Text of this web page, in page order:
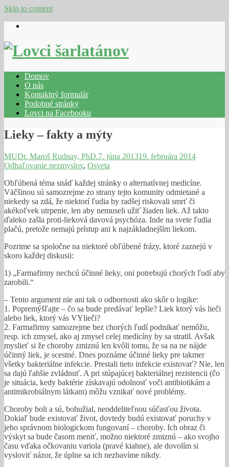
Skip to content
Domov
O nás
Kontaktný formulár
Podobné stránky
Lovci na Facebooku
Lieky – fakty a mýty
MUDr. Maroš Rudnay, PhD.7. júna 201319. februára 2014
Odhaľovanie nezmyslov, Osveta
Obľúbená téma snáď každej stránky o alternatívnej medicíne.
Väčšinou sú samozrejme zo strany tejto komunity odmietané a
niekedy sa zdá, že niektorí ľudia by radšej riskovali smrť či
akékoľvek utrpenie, len aby nemuseli užiť žiaden liek. Až takto
ďaleko zašla proti-lieková davová psychóza. Inde na svete ľudia
plačú, pretože nemajú prístup ani k najzákladnejším liekom.
Pozrime sa spoločne na niektoré obľúbené frázy, ktoré zaznejú v
skoro každej diskusii:
1) „Farmafirmy nechcú účinné lieky, oni potrebujú chorých ľudí aby
zarobili.“
– Tento argument nie ani tak o odbornosti ako skôr o logike:
1. Popremýšľajte – čo sa bude predávať lepšie? Liek ktorý vás lieči
alebo liek, ktorý vás VYlieči?
2. Farmafirmy samozrejme bez chorých ľudí podnikať nemôžu,
resp. ich zmysel, ako aj zmysel celej medicíny by sa stratil. Avšak
myslieť si že choroby zmiznú len kvôli tomu, že sa na ne nájde
účinný liek, je scestné. Dnes poznáme účinné lieky pre takmer
všetky bakteriálne infekcie. Prestali tieto infekcie existovať? Nie, len
sa dajú ľahšie zvládnuť. A pri stúpajúcej bakteriálnej rezistencii (čo
je situácia, kedy baktérie získavajú odolnosť voči antibiotikám a
antimikrobiálnym látkam) môžu vznikať nové problémy.
Choroby boli a sú, bohužial, neoddeliteľnou súčasťou života.
Dokiaľ bude existovať život, dovtedy budú existovať poruchy v
jeho správnom biologickom fungovaní – choroby. Ich obraz či
výskyt sa bude časom meniť, možno niektoré zmiznú – ako svojho
času vďaka očkovaniu variola (pravé kiahne), ale dovolím si
vysloviť názor, že úplne sa ich nezbavíme nikdy.